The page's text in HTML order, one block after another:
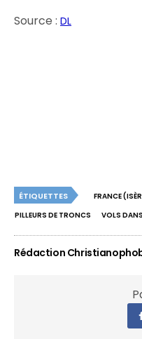
Source :DL
ÉTIQUETTES FRANCE
PILLEURS DE TRONCS
VOLS
Rédaction